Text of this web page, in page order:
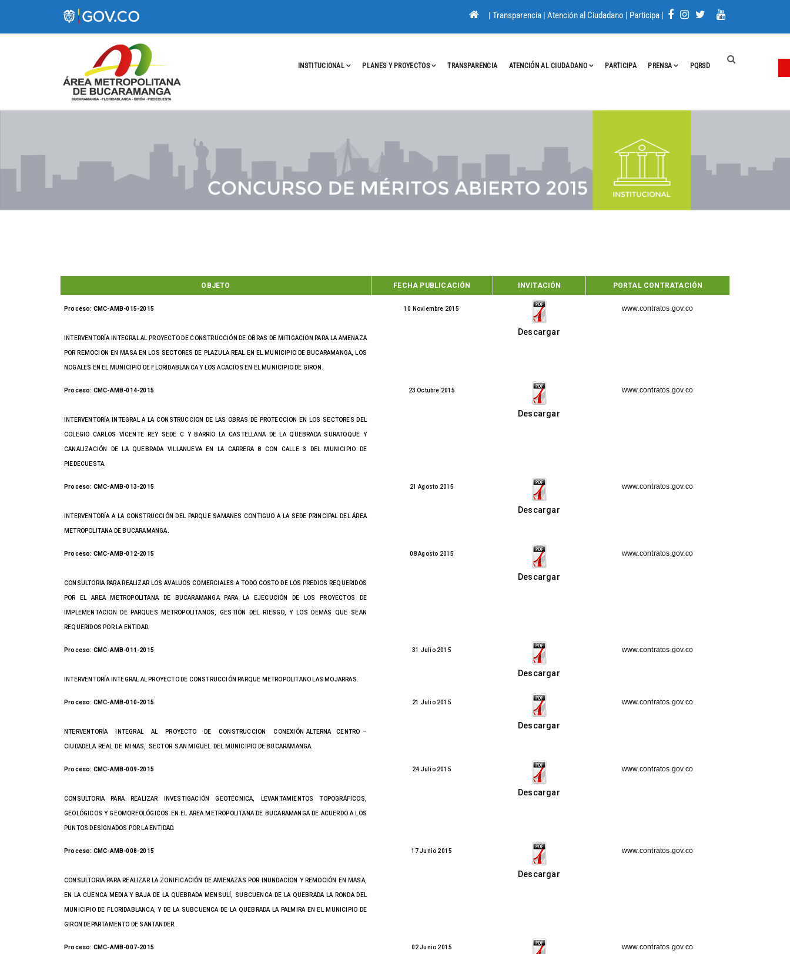
| Transparencia | Atención al Ciudadano | Participa |
INSTITUCIONAL PLANES Y PROYECTOS TRANSPARENCIA ATENCIÓN AL CIUDADANO PARTICIPA PRENSA PQRSD
OBJETO FECHA PUBLICACIÓN INVITACIÓN PORTAL CONTRATACIÓN
Proceso: CMC-AMB-015-2015
INTERVENTORÍA INTEGRAL AL PROYECTO DE CONSTRUCCIÓN DE OBRAS DE MITIGACION PARA LA AMENAZA
POR REMOCION EN MASA EN LOS SECTORES DE PLAZULA REAL EN EL MUNICIPIO DE BUCARAMANGA, LOS
NOGALES EN EL MUNICIPIO DE FLORIDABLANCA Y LOS ACACIOS EN EL MUNICIPIO DE GIRON.
10 Noviembre 2015
Descargar
www.contratos.gov.co
Proceso: CMC-AMB-014-2015
INTERVENTORÍA INTEGRAL A LA CONSTRUCCION DE LAS OBRAS DE PROTECCION EN LOS SECTORES DEL
COLEGIO CARLOS VICENTE REY SEDE C Y BARRIO LA CASTELLANA DE LA QUEBRADA SURATOQUE Y
CANALIZACIÓN DE LA QUEBRADA VILLANUEVA EN LA CARRERA 8 CON CALLE 3 DEL MUNICIPIO DE
PIEDECUESTA.
23 Octubre 2015
Descargar
www.contratos.gov.co
Proceso: CMC-AMB-013-2015
INTERVENTORÍA A LA CONSTRUCCIÓN DEL PARQUE SAMANES CONTIGUO A LA SEDE PRINCIPAL DEL ÁREA
METROPOLITANA DE BUCARAMANGA.
21 Agosto 2015
Descargar
www.contratos.gov.co
Proceso: CMC-AMB-012-2015
CONSULTORIA PARA REALIZAR LOS AVALUOS COMERCIALES A TODO COSTO DE LOS PREDIOS REQUERIDOS
POR EL AREA METROPOLITANA DE BUCARAMANGA PARA LA EJECUCIÓN DE LOS PROYECTOS DE
IMPLEMENTACION DE PARQUES METROPOLITANOS, GESTIÓN DEL RIESGO, Y LOS DEMÁS QUE SEAN
REQUERIDOS POR LA ENTIDAD.
08 Agosto 2015
Descargar
www.contratos.gov.co
Proceso: CMC-AMB-011-2015
INTERVENTORÍA INTEGRAL AL PROYECTO DE CONSTRUCCIÓN PARQUE METROPOLITANO LAS MOJARRAS.
31 Julio 2015
Descargar
www.contratos.gov.co
Proceso: CMC-AMB-010-2015
NTERVENTORÍA INTEGRAL AL PROYECTO DE CONSTRUCCION CONEXIÓN ALTERNA CENTRO –
CIUDADELA REAL DE MINAS, SECTOR SAN MIGUEL DEL MUNICIPIO DE BUCARAMANGA.
21 Julio 2015
Descargar
www.contratos.gov.co
Proceso: CMC-AMB-009-2015
CONSULTORIA PARA REALIZAR INVESTIGACIÓN GEOTÉCNICA, LEVANTAMIENTOS TOPOGRÁFICOS,
GEOLÓGICOS Y GEOMORFOLÓGICOS EN EL AREA METROPOLITANA DE BUCARAMANGA DE ACUERDO A LOS
PUNTOS DESIGNADOS POR LA ENTIDAD.
24 Julio 2015
Descargar
www.contratos.gov.co
Proceso: CMC-AMB-008-2015
CONSULTORIA PARA REALIZAR LA ZONIFICACIÓN DE AMENAZAS POR INUNDACION Y REMOCIÓN EN MASA,
EN LA CUENCA MEDIA Y BAJA DE LA QUEBRADA MENSULÍ, SUBCUENCA DE LA QUEBRADA LA RONDA DEL
MUNICIPIO DE FLORIDABLANCA, Y DE LA SUBCUENCA DE LA QUEBRADA LA PALMIRA EN EL MUNICIPIO DE
GIRON DEPARTAMENTO DE SANTANDER.
17 Junio 2015
Descargar
www.contratos.gov.co
Proceso: CMC-AMB-007-2015 02 Junio 2015 www.contratos.gov.co